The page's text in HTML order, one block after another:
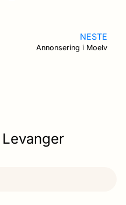
NESTE
Annonsering i Moelv
Levanger